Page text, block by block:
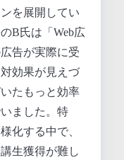
を展開してい
B氏は「Web広
告が実際に受
効果が見えづ
たもっと効率
ました。特
化する中で、
生獲得が難し